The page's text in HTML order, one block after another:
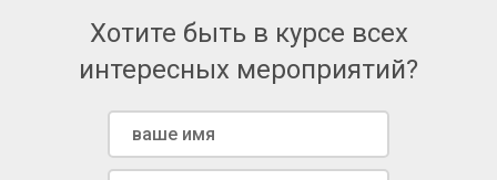
Хотите быть в курсе всех
интересных мероприятий?